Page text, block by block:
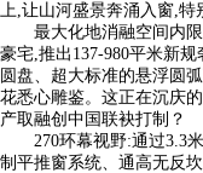
上,让山河盛景奔涌入窗,特
最大化地消融空间内限,
豪宅,推出137-980平米新
圆盘、超大标准的悬浮圆
花悉心雕鉴。这正在沉庆
产取融创中国联袂打制？
270环幕视野:通过3.3米
制平推窗系统、通高无反